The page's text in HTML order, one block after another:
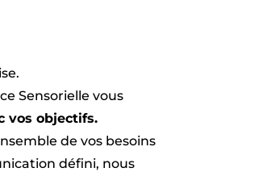
Sensorielle vous
vos objectifs.
de vos besoins
défini, nous